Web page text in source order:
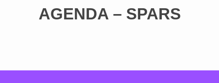
AGENDA – SPARS